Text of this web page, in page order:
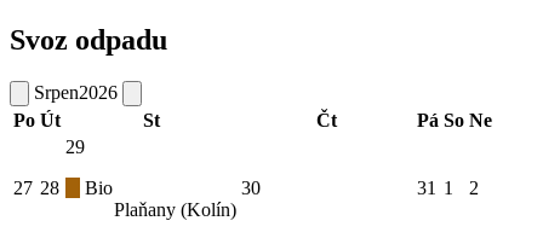
Svoz odpadu
Srpen2026
Po Út St Čt Pá So Ne
27 28
29
Bio
Plaňany (Kolín)
30 31 1 2